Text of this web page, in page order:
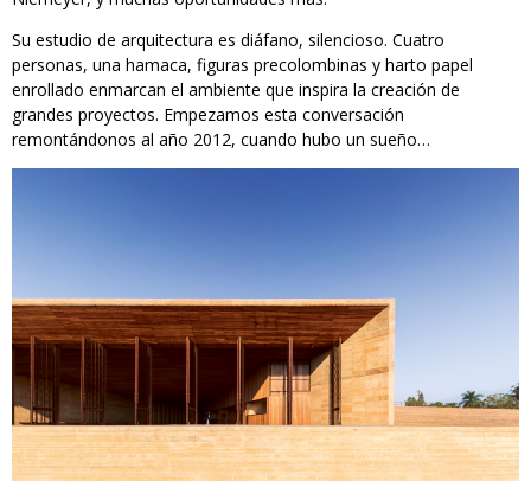
Su estudio de arquitectura es diáfano, silencioso. Cuatro
personas, una hamaca, figuras precolombinas y harto papel
enrollado enmarcan el ambiente que inspira la creación de
grandes proyectos. Empezamos esta conversación
remontándonos al año 2012, cuando hubo un sueño…